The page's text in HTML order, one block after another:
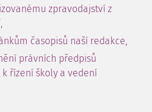
zpravodajství z
časopisů naší redakce,
právních předpisů
řízení školy a vedení